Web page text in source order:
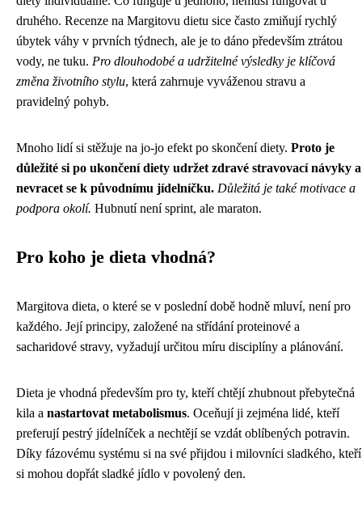
druhého. Recenze na Margitovu dietu sice často zmiňují rychlý
úbytek váhy v prvních týdnech, ale je to dáno především ztrátou
vody, ne tuku. Pro dlouhodobé a udržitelné výsledky je klíčová
změna životního stylu, která zahrnuje vyváženou stravu a
pravidelný pohyb.
Mnoho lidí si stěžuje na jo-jo efekt po skončení diety. Proto je
důležité si po ukončení diety udržet zdravé stravovací návyky a
nevracet se k původnímu jídelníčku. Důležitá je také motivace a
podpora okolí. Hubnutí není sprint, ale maraton.
Pro koho je dieta vhodná?
Margitova dieta, o které se v poslední době hodně mluví, není pro
každého. Její principy, založené na střídání proteinové a
sacharidové stravy, vyžadují určitou míru disciplíny a plánování.
Dieta je vhodná především pro ty, kteří chtějí zhubnout přebytečná
kila a nastartovat metabolismus. Oceňují ji zejména lidé, kteří
preferují pestrý jídelníček a nechtějí se vzdát oblíbených potravin.
Díky fázovému systému si na své přijdou i milovníci sladkého, kteří
si mohou dopřát sladké jídlo v povolený den.